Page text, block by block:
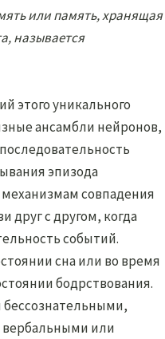
или память, хранящая
называется
этого уникального
ансамбли нейронов,
эпизода
совпадения
друг с другом, когда
событий.
сна или во время
бодрствования.
или